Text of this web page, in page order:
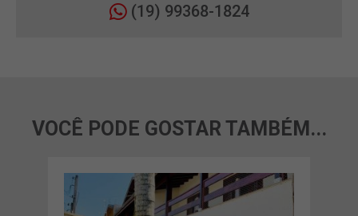
(19) 99368-1824
VOCÊ PODE GOSTAR TAMBÉM...